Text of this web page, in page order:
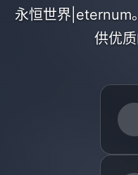
永恒世界|eternum
供优质